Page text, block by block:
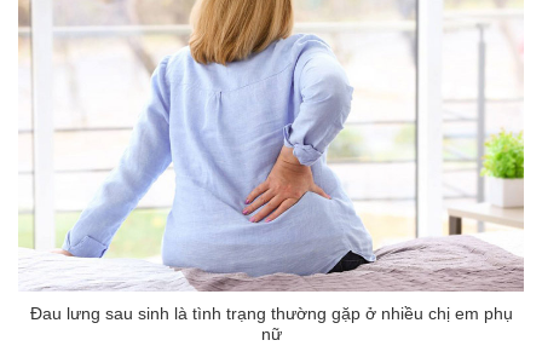
Đau lưng sau sinh là tình trạng thường gặp ở nhiều chị em phụ
nữ